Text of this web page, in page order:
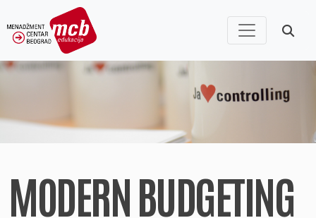
MODERN BUDGETING